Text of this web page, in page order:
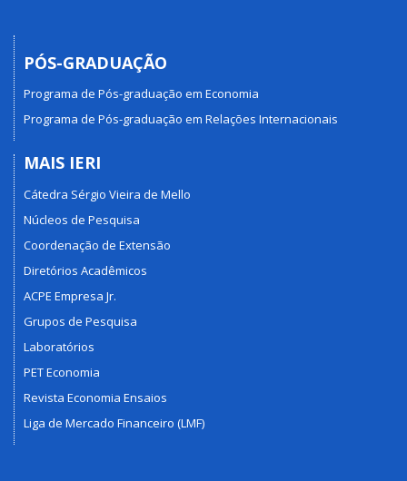
PÓS-GRADUAÇÃO
Programa de Pós-graduação em Economia
Programa de Pós-graduação em Relações Internacionais
MAIS IERI
Cátedra Sérgio Vieira de Mello
Núcleos de Pesquisa
Coordenação de Extensão
Diretórios Acadêmicos
ACPE Empresa Jr.
Grupos de Pesquisa
Laboratórios
PET Economia
Revista Economia Ensaios
Liga de Mercado Financeiro (LMF)